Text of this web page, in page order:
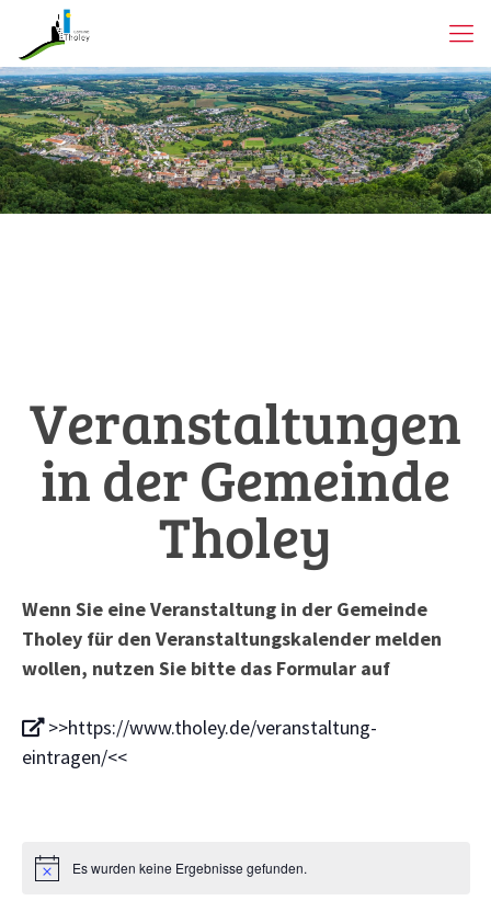
Veranstaltungen
in der Gemeinde
Tholey
Wenn Sie eine Veranstaltung in der Gemeinde
Tholey für den Veranstaltungskalender melden
wollen, nutzen Sie bitte das Formular auf
>>https://www.tholey.de/veranstaltung-
eintragen/<<
Es wurden keine Ergebnisse gefunden.